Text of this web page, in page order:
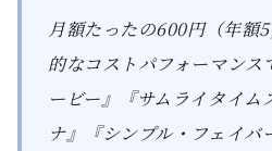
月額たったの600円（年額
的なコストパフォーマンス
ービー』『サムライタイム
ナ』『シンプル・フェイ